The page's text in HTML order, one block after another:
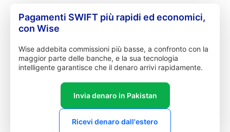
Pagamenti SWIFT più rapidi ed economici,
con Wise
Wise addebita commissioni più basse, a confronto con la
maggior parte delle banche, e la sua tecnologia
intelligente garantisce che il denaro arrivi rapidamente.
Invia denaro in Pakistan
Ricevi denaro dall'estero